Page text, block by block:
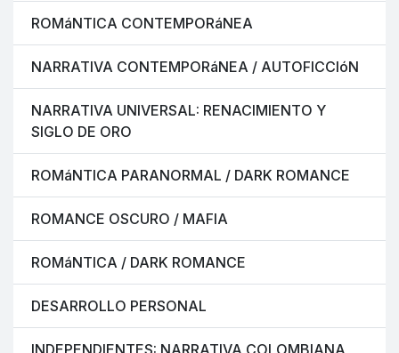
ROMáNTICA CONTEMPORáNEA
NARRATIVA CONTEMPORáNEA / AUTOFICCIóN
NARRATIVA UNIVERSAL: RENACIMIENTO Y
SIGLO DE ORO
ROMáNTICA PARANORMAL / DARK ROMANCE
ROMANCE OSCURO / MAFIA
ROMáNTICA / DARK ROMANCE
DESARROLLO PERSONAL